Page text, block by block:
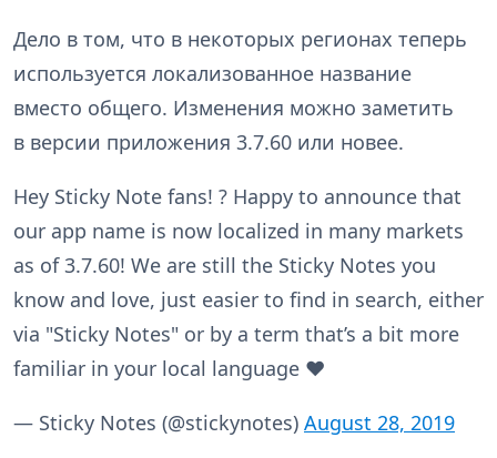
Дело в том, что в некоторых регионах теперь
используется локализованное название
вместо общего. Изменения можно заметить
в версии приложения 3.7.60 или новее.
Hey Sticky Note fans! ? Happy to announce that
our app name is now localized in many markets
as of 3.7.60! We are still the Sticky Notes you
know and love, just easier to find in search, either
via "Sticky Notes" or by a term that’s a bit more
familiar in your local language ❤
— Sticky Notes (@stickynotes) August 28, 2019